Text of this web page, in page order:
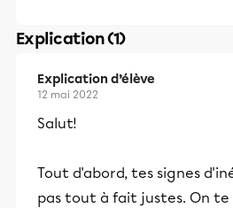
Explication (1)
Explication d’élève
12 mai 2022
Salut!
Tout d'abord, tes signes
pas tout à fait justes. On te